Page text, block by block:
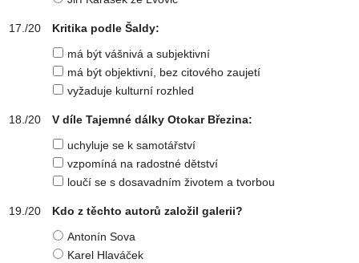
Kritika podle Šaldy:
má být vášnivá a subjektivní
má být objektivní, bez citového zaujetí
vyžaduje kulturní rozhled
V díle Tajemné dálky Otokar Březina:
uchyluje se k samotářství
vzpomíná na radostné dětství
loučí se s dosavadním životem a tvorbou
Kdo z těchto autorů založil galerii?
Antonín Sova
Karel Hlaváček